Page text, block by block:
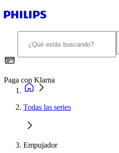
Paga con Klarna
Todas las series
Empujador